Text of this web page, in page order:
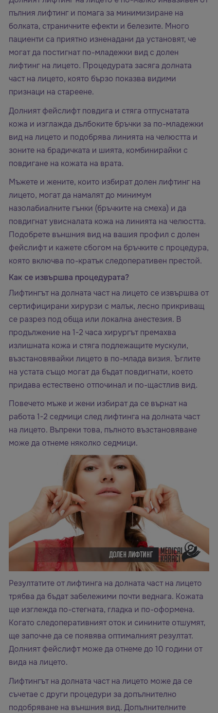
пълния лифтинг и помага за минимизиране на
болката, страничните ефекти и белезите. Много
пациенти са приятно изненадани да установят, че
могат да постигнат по-младежки вид с долен
лифтинг на лицето. Процедурата засяга долната
част на лицето, която бързо показва видими
признаци на стареене.
Долният фейслифт повдига и стяга отпуснатата
кожа и изглажда дълбоките бръчки за по-младежки
вид на лицето и подобрява линията на челюстта и
зоните на брадичката и шията, комбинирайки с
повдигане на кожата на врата.
Мъжете и жените, които избират долен лифтинг на
лицето, могат да намалят до минимум
назолабиалните гънки (бръчките на смеха) и да
повдигнат увисналата кожа на линията на челюстта.
Подобрете външния вид на вашия профил с долен
фейслифт и кажете сбогом на бръчките с процедура,
която включва по-кратък следоперативен престой.
Как се извършва процедурата?
Лифтингът на долната част на лицето се извършва от
сертифицирани хирурзи с малък, лесно прикриващ
се разрез под обща или локална анестезия. В
продължение на 1-2 часа хирургът премахва
излишната кожа и стяга подлежащите мускули,
възстановявайки лицето в по-млада визия. Ъглите
на устата също могат да бъдат повдигнати, което
придава естествено отпочинал и по-щастлив вид.
Повечето мъже и жени избират да се върнат на
работа 1-2 седмици след лифтинга на долната част
на лицето. Въпреки това, пълното възстановяване
може да отнеме няколко седмици.
Резултатите от лифтинга на долната част на лицето
трябва да бъдат забележими почти веднага. Кожата
ще изглежда по-стегната, гладка и по-оформена.
Когато следоперативният оток и синините отшумят,
ще започне да се появява оптималният резултат.
Долният фейслифт може да отнеме до 10 години от
вида на лицето.
Лифтингът на долната част на лицето може да се
съчетае с други процедури за допълнително
подобряване на външния вид. Допълнителните